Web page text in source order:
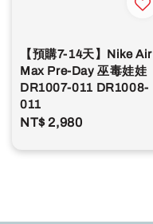
【預購7-14天】Nike Air
Max Pre-Day 巫毒娃娃
DR1007-011 DR1008-
011
Regular
NT$ 2,980